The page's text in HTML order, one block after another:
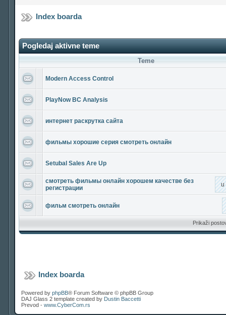
Index boarda
Pogledaj aktivne teme
Teme
Modern Access Control
PlayNow BC Analysis
интернет раскрутка сайта
фильмы хорошие серия смотреть онлайн
Setubal Sales Are Up
смотреть фильмы онлайн хорошем качестве без
регистрации
u
фильм смотреть онлайн
Prikaži
Index boarda
Powered by phpBB® Forum Software © phpBB Group
DAJ Glass 2 template created by Dustin Baccetti
Prevod - www.CyberCom.rs